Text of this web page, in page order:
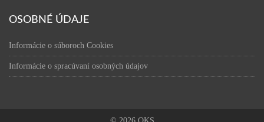
OSOBNÉ ÚDAJE
Informácie o súboroch Cookies
Informácie o spracúvaní osobných údajov